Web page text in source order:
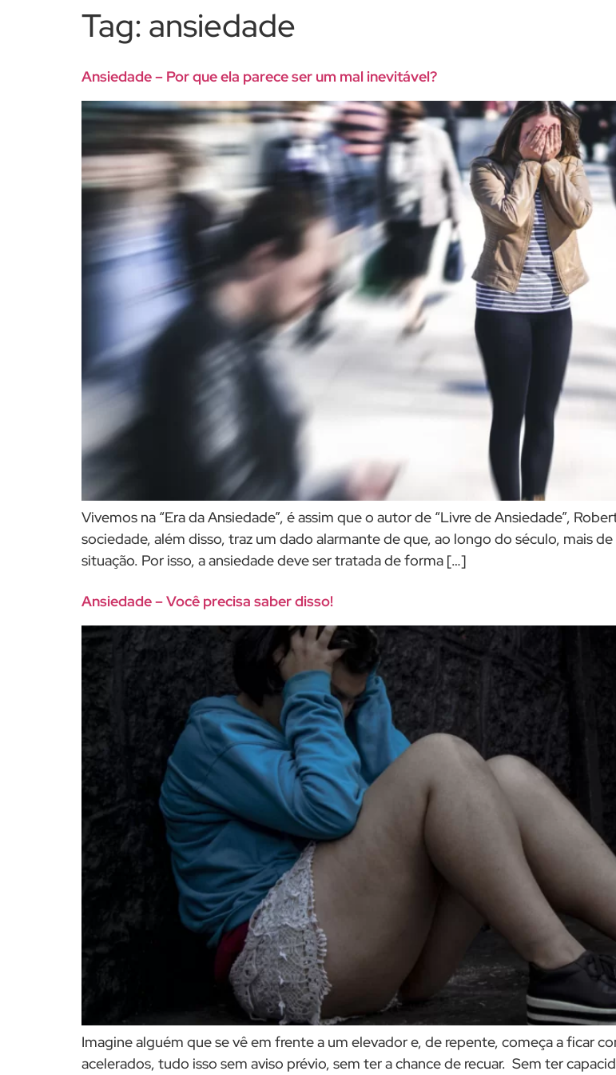
Tag: ansiedade
Ansiedade – Por que ela parece ser um mal inevitável?
Vivemos na “Era da Ansiedade”, é assim que o autor de “Livre de Ansiedade”,
sociedade, além disso, traz um dado alarmante de que, ao longo do século, mais
situação. Por isso, a ansiedade deve ser tratada de forma […]
Ansiedade – Você precisa saber disso!
Imagine alguém que se vê em frente a um elevador e, de repente, começa a ficar
acelerados, tudo isso sem aviso prévio, sem ter a chance de recuar. Sem ter